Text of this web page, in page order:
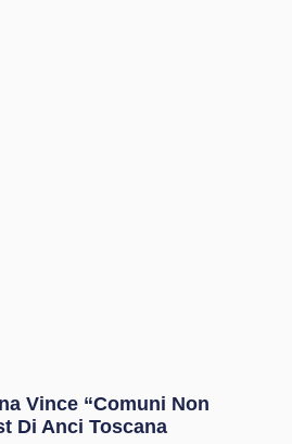
Vince “Comuni Non
Di Anci Toscana